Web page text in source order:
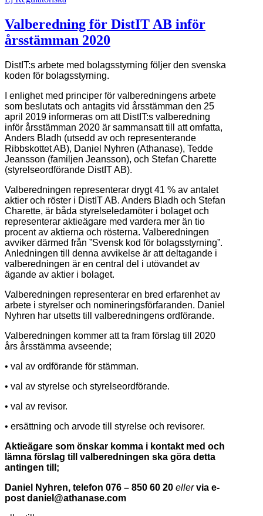
Valberedning för DistIT AB inför
årsstämman 2020
DistIT:s arbete med bolagsstyrning följer den svenska
koden för bolagsstyrning.
I enlighet med principer för valberedningens arbete
som beslutats och antagits vid årsstämman den 25
april 2019 informeras om att DistIT:s valberedning
inför årsstämman 2020 är sammansatt till att omfatta,
Anders Bladh (utsedd av och representerande
Ribbskottet AB), Daniel Nyhren (Athanase), Tedde
Jeansson (familjen Jeansson), och Stefan Charette
(styrelseordförande DistIT AB).
Valberedningen representerar drygt 41 % av antalet
aktier och röster i DistIT AB. Anders Bladh och Stefan
Charette, är båda styrelseledamöter i bolaget och
representerar aktieägare med vardera mer än tio
procent av aktierna och rösterna. Valberedningen
avviker därmed från ”Svensk kod för bolagsstyrning”.
Anledningen till denna avvikelse är att deltagande i
valberedningen är en central del i utövandet av
ägande av aktier i bolaget.
Valberedningen representerar en bred erfarenhet av
arbete i styrelser och nomineringsförfaranden. Daniel
Nyhren har utsetts till valberedningens ordförande.
Valberedningen kommer att ta fram förslag till 2020
års årsstämma avseende;
• val av ordförande för stämman.
• val av styrelse och styrelseordförande.
• val av revisor.
• ersättning och arvode till styrelse och revisorer.
Aktieägare som önskar komma i kontakt med och
lämna förslag till valberedningen ska göra detta
antingen till;
Daniel Nyhren, telefon 076 – 850 60 20 eller via e-
post daniel@athanase.com